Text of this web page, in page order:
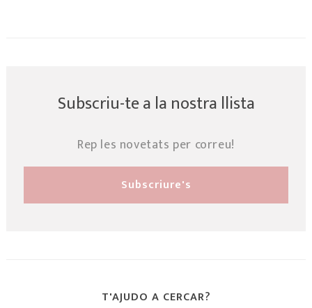
Subscriu-te a la nostra llista
Rep les novetats per correu!
T'AJUDO A CERCAR?